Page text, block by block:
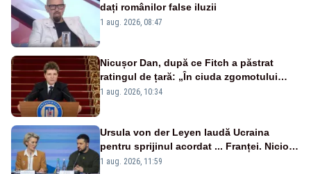
dați românilor false iluzii
1 aug. 2026, 08:47
Nicușor Dan, după ce Fitch a păstrat
ratingul de țară: „În ciuda zgomotului
politic, România funcționează”
1 aug. 2026, 10:34
Ursula von der Leyen laudă Ucraina
pentru sprijinul acordat ... Franței. Nicio
reacție privind ajutorul energetic promis
1 aug. 2026, 11:59